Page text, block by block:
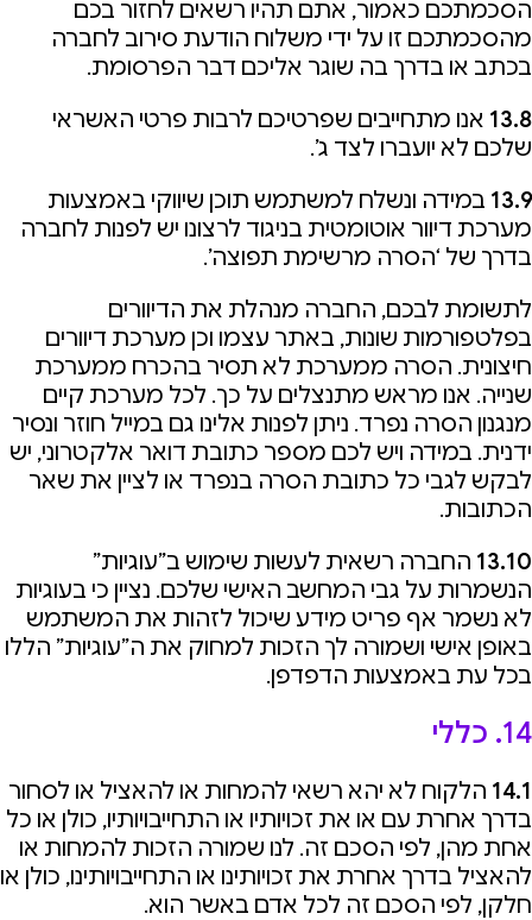
הסכמתכם כאמור, אתם תהיו רשאים לחזור בכם
מהסכמתכם זו על ידי משלוח הודעת סירוב לחברה
בכתב או בדרך בה שוגר אליכם דבר הפרסומת.
13.8 אנו מתחייבים שפרטיכם לרבות פרטי האשראי
שלכם לא יועברו לצד ג’.
13.9 במידה ונשלח למשתמש תוכן שיווקי באמצעות
מערכת דיוור אוטומטית בניגוד לרצונו יש לפנות לחברה
בדרך של ‘הסרה מרשימת תפוצה’.
לתשומת לבכם, החברה מנהלת את הדיוורים
בפלטפורמות שונות, באתר עצמו וכן מערכת דיוורים
חיצונית. הסרה ממערכת לא תסיר בהכרח ממערכת
שנייה. אנו מראש מתנצלים על כך. לכל מערכת קיים
מנגנון הסרה נפרד. ניתן לפנות אלינו גם במייל חוזר ונסיר
ידנית. במידה ויש לכם מספר כתובת דואר אלקטרוני, יש
לבקש לגבי כל כתובת הסרה בנפרד או לציין את שאר
הכתובות.
13.10 החברה רשאית לעשות שימוש ב”עוגיות”
הנשמרות על גבי המחשב האישי שלכם. נציין כי בעוגיות
לא נשמר אף פריט מידע שיכול לזהות את המשתמש
באופן אישי ושמורה לך הזכות למחוק את ה”עוגיות” הללו
בכל עת באמצעות הדפדפן.
14. כללי
14.1 הלקוח לא יהא רשאי להמחות או להאציל או לסחור
בדרך אחרת עם או את זכויותיו או התחייבויותיו, כולן או כל
אחת מהן, לפי הסכם זה. לנו שמורה הזכות להמחות או
להאציל בדרך אחרת את זכויותינו או התחייבויותינו, כולן או
חלקן, לפי הסכם זה לכל אדם באשר הוא.